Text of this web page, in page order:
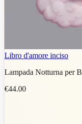
Libro d'amore inciso
Lampada Notturna per
€44.00